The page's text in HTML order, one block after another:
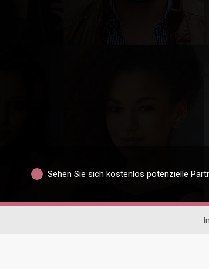
Sehen Sie sich kostenlos potenzielle